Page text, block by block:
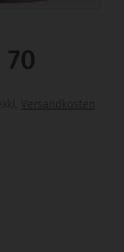
70
Versandkosten